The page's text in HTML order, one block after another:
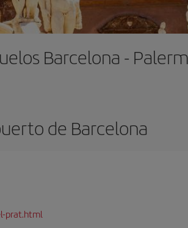
Barcelona -
de Barcelona
prat.html